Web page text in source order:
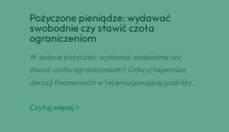
Pożyczone pieniądze: wydawać
swobodnie czy stawić czoła
ograniczeniom
W świecie pożyczek: wydawać swobodnie czy
stawić czoła ograniczeniom? Odkryj tajemnice
decyzji finansowych w tej emocjonującej podróży.
Czytaj więcej >